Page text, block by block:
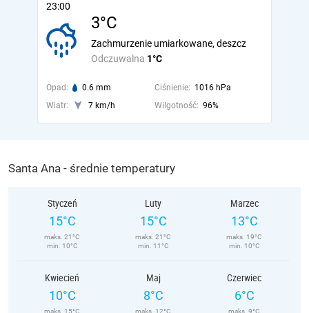
23:00
3°C
Odczuwalna 1°C
Zachmurzenie umiarkowane, deszcz
Opad: 0.6 mm Ciśnienie: 1016 hPa
Wiatr:
7 km/h Wilgotność: 96%
Santa Ana - średnie temperatury
Styczeń
15°C
maks. 21°C
min. 10°C
Luty
15°C
maks. 21°C
min. 11°C
Marzec
13°C
maks. 19°C
min. 10°C
Kwiecień
10°C
maks. 15°C
Maj
8°C
maks. 12°C
Czerwiec
6°C
maks. 9°C